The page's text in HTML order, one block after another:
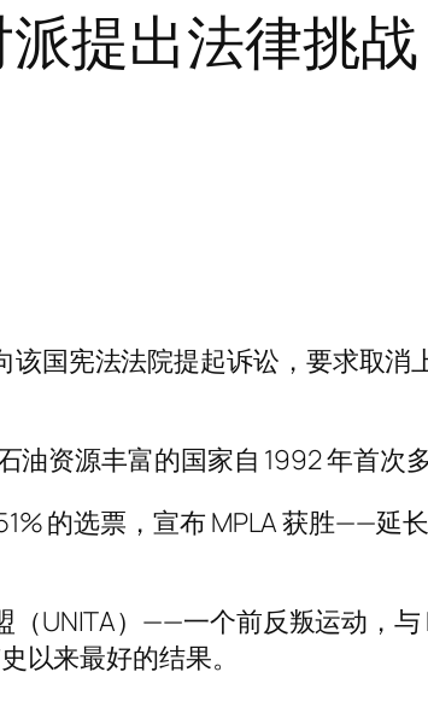
提出法律挑
该国宪法法院提起诉讼，要求取
油资源丰富的国家自 1992 年首次
的选票，宣布 MPLA 获胜——延
（UNITA）——一个前反叛运动，
以来最好的结果。